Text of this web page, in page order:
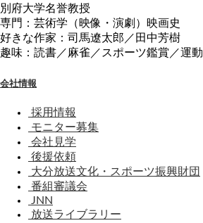
別府大学名誉教授
専門：芸術学（映像・演劇）映画史
好きな作家：司馬遼太郎／田中芳樹
趣味：読書／麻雀／スポーツ鑑賞／運動
会社情報
採用情報
モニター募集
会社見学
後援依頼
大分放送文化・スポーツ振興財団
番組審議会
JNN
放送ライブラリー